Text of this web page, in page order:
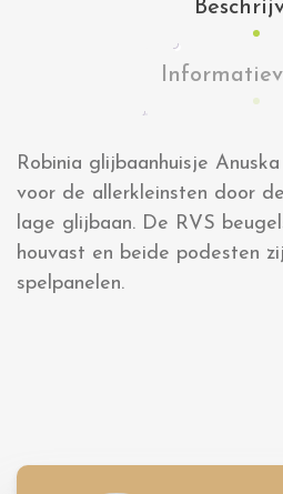
Robinia glijbaanhuisje
voor de allerkleinsten door
lage glijbaan. De RVS
houvast en beide podesten
spelpanelen.